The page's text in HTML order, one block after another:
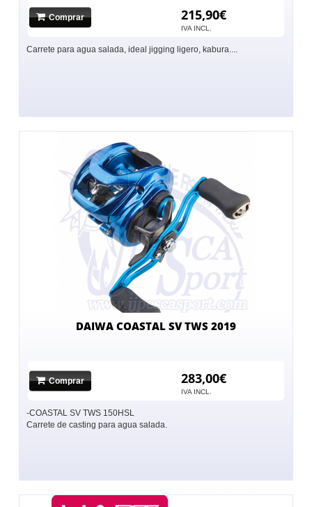
Comprar 215,90€
IVA INCL.
Carrete para agua salada, ideal jigging ligero, kabura....
DAIWA COASTAL SV TWS 2019
Comprar 283,00€
IVA INCL.
-COASTAL SV TWS 150HSL
Carrete de casting para agua salada.